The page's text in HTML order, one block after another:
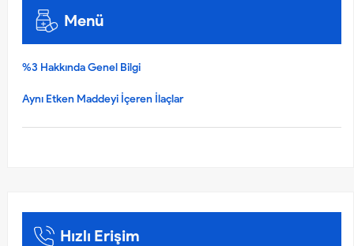
Menü
%3 Hakkında Genel Bilgi
Aynı Etken Maddeyi İçeren İlaçlar
Hızlı Erişim